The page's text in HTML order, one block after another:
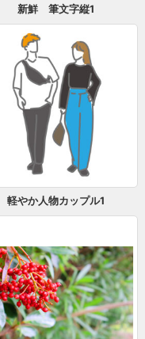
新鮮 筆文字縦1
軽やか人物カップル1